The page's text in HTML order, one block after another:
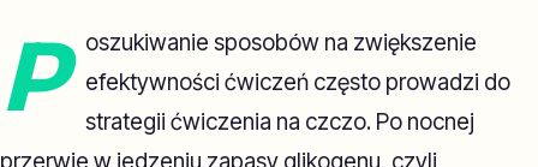
P
oszukiwanie sposobów na zwiększenie
efektywności ćwiczeń często prowadzi do
strategii ćwiczenia na czczo. Po nocnej